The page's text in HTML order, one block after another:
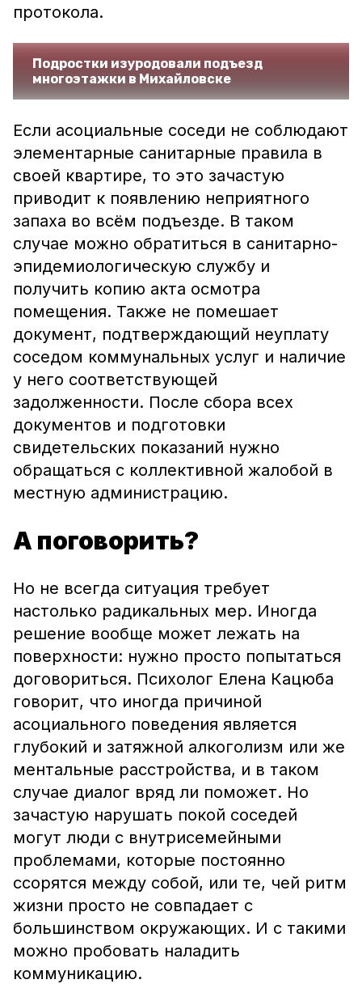
протокола.
Подростки изуродовали подъезд
многоэтажки в Михайловске
Если асоциальные соседи не соблюдают
элементарные санитарные правила в
своей квартире, то это зачастую
приводит к появлению неприятного
запаха во всём подъезде. В таком
случае можно обратиться в санитарно-
эпидемиологическую службу и
получить копию акта осмотра
помещения. Также не помешает
документ, подтверждающий неуплату
соседом коммунальных услуг и наличие
у него соответствующей
задолженности. После сбора всех
документов и подготовки
свидетельских показаний нужно
обращаться с коллективной жалобой в
местную администрацию.
А поговорить?
Но не всегда ситуация требует
настолько радикальных мер. Иногда
решение вообще может лежать на
поверхности: нужно просто попытаться
договориться. Психолог Елена Кацюба
говорит, что иногда причиной
асоциального поведения является
глубокий и затяжной алкоголизм или же
ментальные расстройства, и в таком
случае диалог вряд ли поможет. Но
зачастую нарушать покой соседей
могут люди с внутрисемейными
проблемами, которые постоянно
ссорятся между собой, или те, чей ритм
жизни просто не совпадает с
большинством окружающих. И с такими
можно пробовать наладить
коммуникацию.